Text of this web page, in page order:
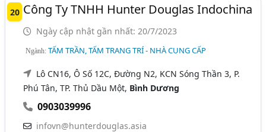
20 Công Ty TNHH Hunter Douglas Indochina
Ngày cập nhật gần nhất: 20/7/2023
Ngành:TẤM TRẦN, TẤM TRANG TRÍ - NHÀ CUNG CẤP
Lô CN16, Ô Số 12C, Đường N2, KCN Sóng Thần 3, P.
Phú Tân, TP. Thủ Dầu Một, Bình Dương
0903039996
infovn@hunterdouglas.asia